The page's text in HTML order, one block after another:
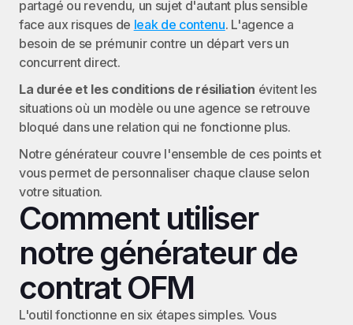
partagé ou revendu, un sujet d'autant plus sensible
face aux risques de leak de contenu. L'agence a
besoin de se prémunir contre un départ vers un
concurrent direct.
La durée et les conditions de résiliation évitent les
situations où un modèle ou une agence se retrouve
bloqué dans une relation qui ne fonctionne plus.
Notre générateur couvre l'ensemble de ces points et
vous permet de personnaliser chaque clause selon
votre situation.
Comment utiliser
notre générateur de
contrat OFM
L'outil fonctionne en six étapes simples. Vous